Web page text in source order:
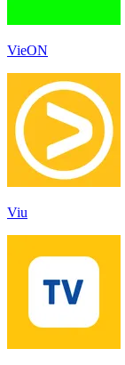
VieON
Viu